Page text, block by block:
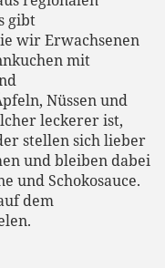
gibt
wir Erwachsenen
mit
Nüssen und
leckerer ist,
stellen sich lieber
und bleiben dabei
und Schokosauce.
dem